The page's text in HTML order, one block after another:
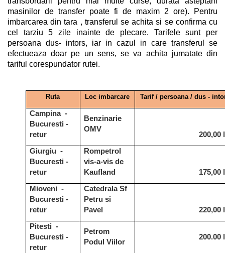
masinilor de transfer poate fi de maxim 2 ore). Pentru
imbarcarea din tara , transferul se achita si se confirma cu
cel tarziu 5 zile inainte de plecare. Tarifele sunt per
persoana dus- intors, iar in cazul in care transferul se
efectueaza doar pe un sens, se va achita jumatate din
tariful corespundator rutei.
Ruta Loc imbarcare Tarif / persoana / dus -
Campina -
Bucuresti -
retur
Benzinarie
OMV
200,00
Giurgiu -
Bucuresti -
retur
Rompetrol
vis-a-vis de
Kaufland
175,00
Mioveni -
Bucuresti -
retur
Catedrala Sf
Petru si
Pavel
220,00
Pitesti -
Bucuresti -
retur
Petrom
Podul Viilor
200.00